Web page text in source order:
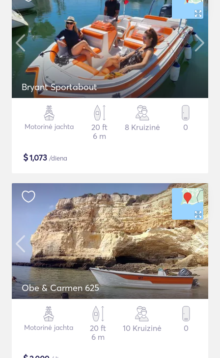
Bryant Sportabout
Motorinė jachta
20 ft
6 m
8 Kruizinė 0
$1,073 /diena
Obe & Carmen 625
Motorinė jachta
20 ft
6 m
10 Kruizinė 0